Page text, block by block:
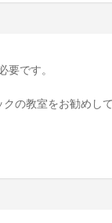
要です。
の教室をお勧めして